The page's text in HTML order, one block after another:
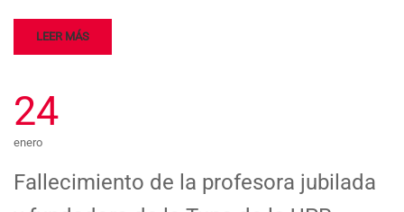
LEER MÁS
24
enero
Fallecimiento de la profesora jubilada